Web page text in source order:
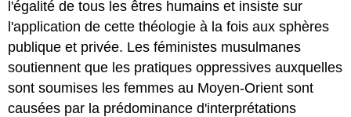
l'égalité de tous les êtres humains et insiste sur
l'application de cette théologie à la fois aux sphères
publique et privée. Les féministes musulmanes
soutiennent que les pratiques oppressives auxquelles
sont soumises les femmes au Moyen-Orient sont
causées par la prédominance d'interprétations